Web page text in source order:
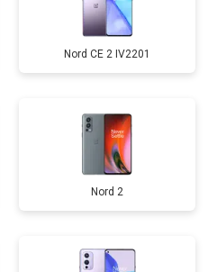
Nord CE 2 IV2201
Nord 2